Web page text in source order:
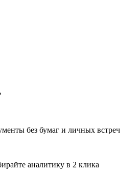
без бумаг и личных встреч
аналитику в 2 клика